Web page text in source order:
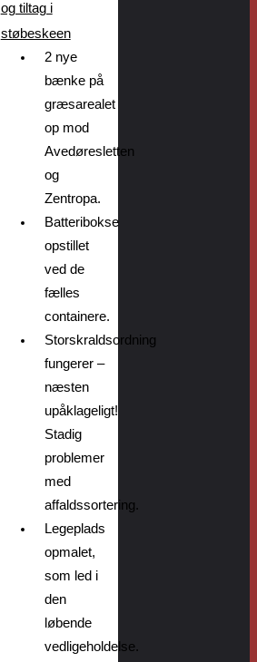
og tiltag i
støbeskeen
2 nye
bænke på
græsarealet
op mod
Avedøresletten
og
Zentropa.
Batteribokse
opstillet
ved de
fælles
containere.
Storskraldsordning
fungerer –
næsten
upåklageligt!
Stadig
problemer
med
affaldssortering.
Legeplads
opmalet,
som led i
den
løbende
vedligeholdelse.